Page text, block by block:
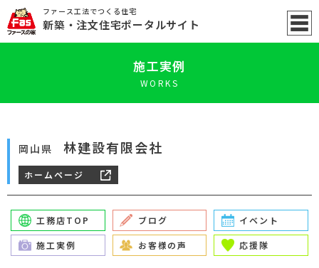
ファース工法でつくる住宅
新築 ・注文住宅ポータルサイト
施工実例
WORKS
岡山県 林建設有限会社
ホームページ
工務店TOP ブログ イベント
施工実例 お客様の声 応援隊